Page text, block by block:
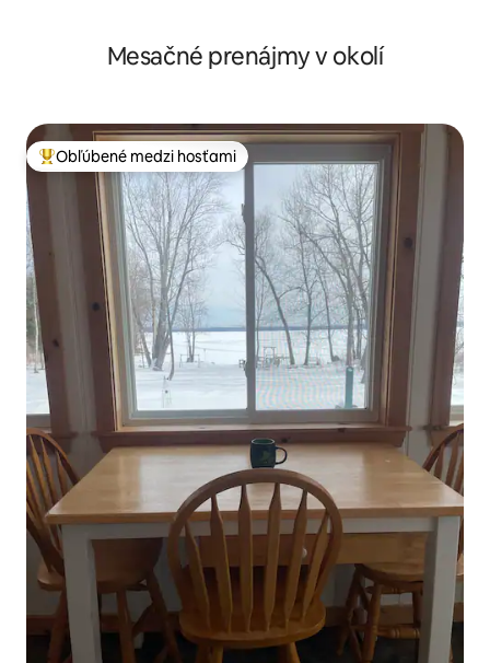
Mesačné prenájmy v okolí
Najobľúbenejšie medzi hosťami
Obľúbené medzi hosťami